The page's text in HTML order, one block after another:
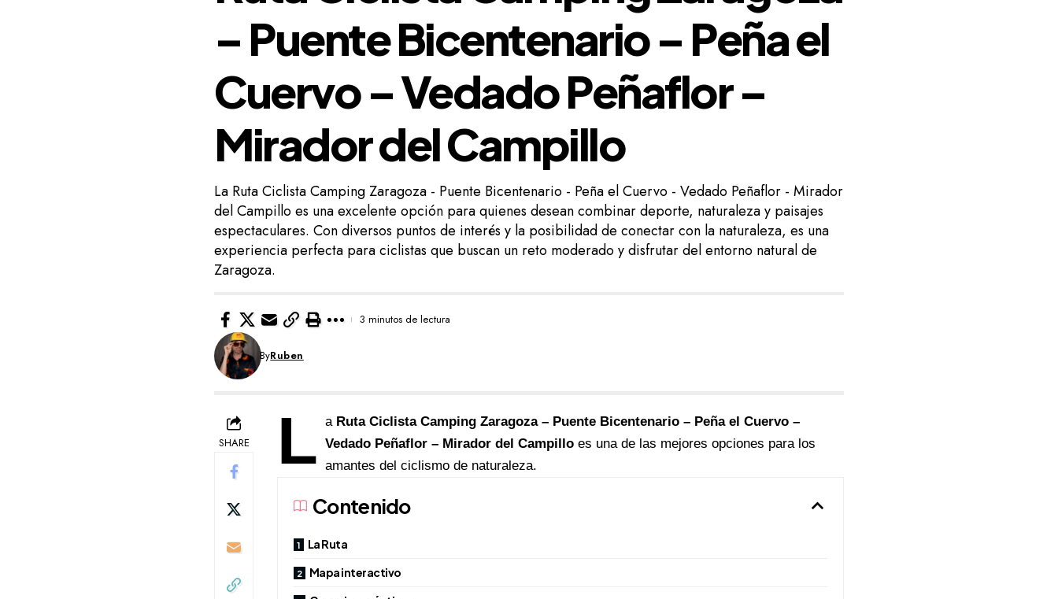
– Puente Bicentenario – Peña el
Cuervo – Vedado Peñaflor –
Mirador del Campillo
La Ruta Ciclista Camping Zaragoza - Puente Bicentenario - Peña el Cuervo - Vedado Peñaflor - Mirador
del Campillo es una excelente opción para quienes desean combinar deporte, naturaleza y paisajes
espectaculares. Con diversos puntos de interés y la posibilidad de conectar con la naturaleza, es una
experiencia perfecta para ciclistas que buscan un reto moderado y disfrutar del entorno natural de
Zaragoza.
ByRuben
3 minutos de lectura
SHARE L a Ruta Ciclista Camping Zaragoza – Puente Bicentenario – Peña el Cuervo –
Vedado Peñaflor – Mirador del Campilloes una de las mejores opciones para los
amantes del ciclismo de naturaleza.
Contenido
La Ruta
Mapa interactivo